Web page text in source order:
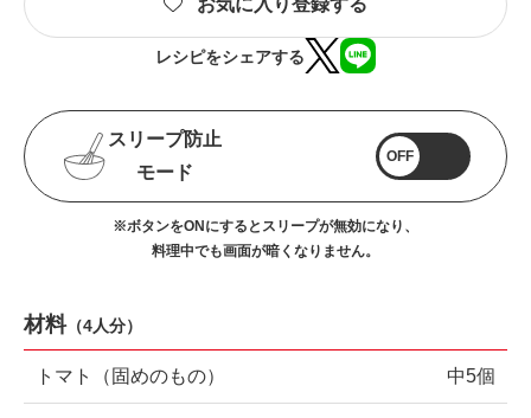
お気に入り登録する
レシピをシェアする
スリープ防止
モード
OFF
※ボタンをONにするとスリープが無効になり、
料理中でも画面が暗くなりません。
材料（4人分）
トマト（固めのもの） 中5個